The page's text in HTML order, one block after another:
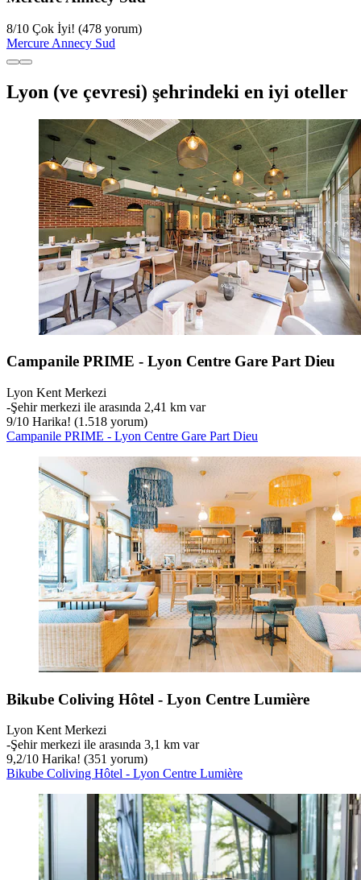
8/10 Çok İyi! (478 yorum)
Mercure Annecy Sud
Lyon (ve çevresi) şehrindeki en iyi oteller
Campanile PRIME - Lyon Centre Gare Part Dieu
Lyon Kent Merkezi
‐Şehir merkezi ile arasında 2,41 km var
9/10 Harika! (1.518 yorum)
Campanile PRIME - Lyon Centre Gare Part Dieu
Bikube Coliving Hôtel - Lyon Centre Lumière
Lyon Kent Merkezi
‐Şehir merkezi ile arasında 3,1 km var
9,2/10 Harika! (351 yorum)
Bikube Coliving Hôtel - Lyon Centre Lumière